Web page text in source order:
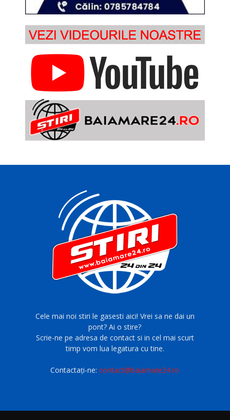
Cele mai noi stiri le gasesti aici! Vrei sa ne dai un
pont? Ai o stire?
Scrie-ne pe adresa de contact si in cel mai scurt
timp vom lua legatura cu tine.
Contactați-ne:contact@baiamare24.ro